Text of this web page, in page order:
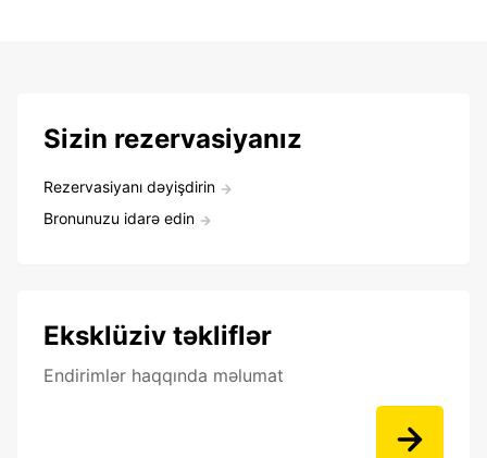
Sizin rezervasiyanız
Rezervasiyanı dəyişdirin
Bronunuzu idarə edin
Eksklüziv təkliflər
Endirimlər haqqında məlumat